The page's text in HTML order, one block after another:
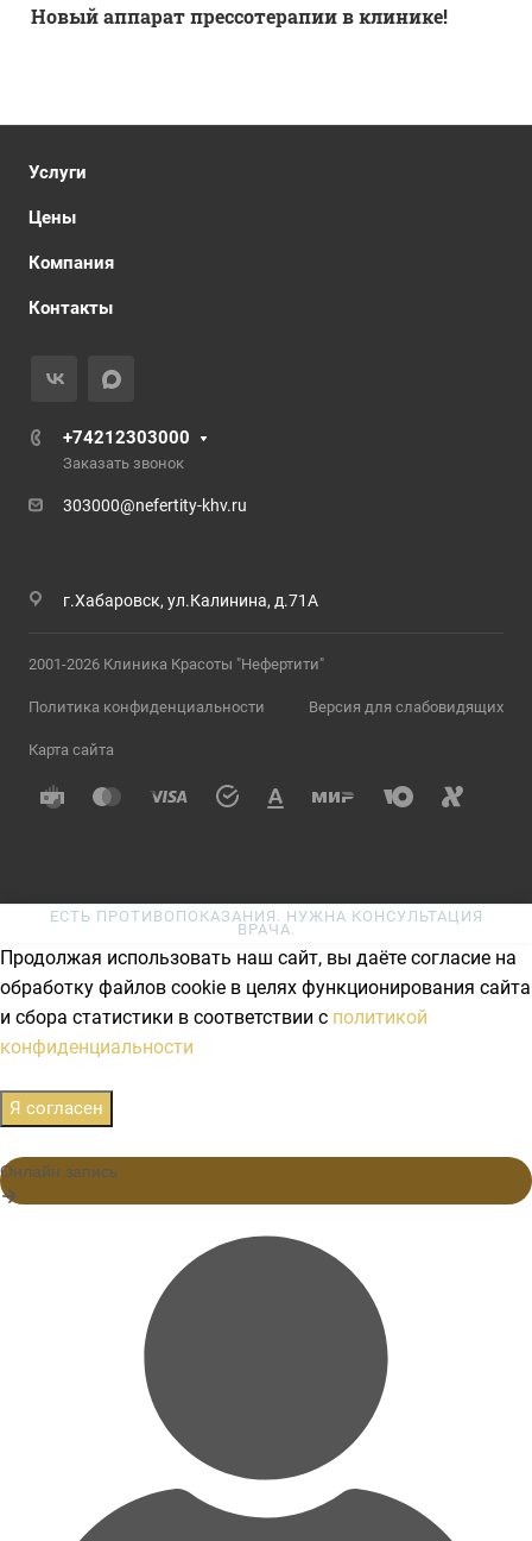
Новый аппарат прессотерапии в клинике!
Услуги
Цены
Компания
Контакты
+74212303000
Заказать звонок
303000@nefertity-khv.ru
г.Хабаровск, ул.Калинина, д.71А
2001-2026 Клиника Красоты "Нефертити"
Политика конфиденциальности Версия для слабовидящих
Карта сайта
ЕСТЬ ПРОТИВОПОКАЗАНИЯ. НУЖНА КОНСУЛЬТАЦИЯ
ВРАЧА.
Продолжая использовать наш сайт, вы даёте согласие на
обработку файлов cookie в целях функционирования сайта
и сбора статистики в соответствии с политикой
конфиденциальности
Я согласен